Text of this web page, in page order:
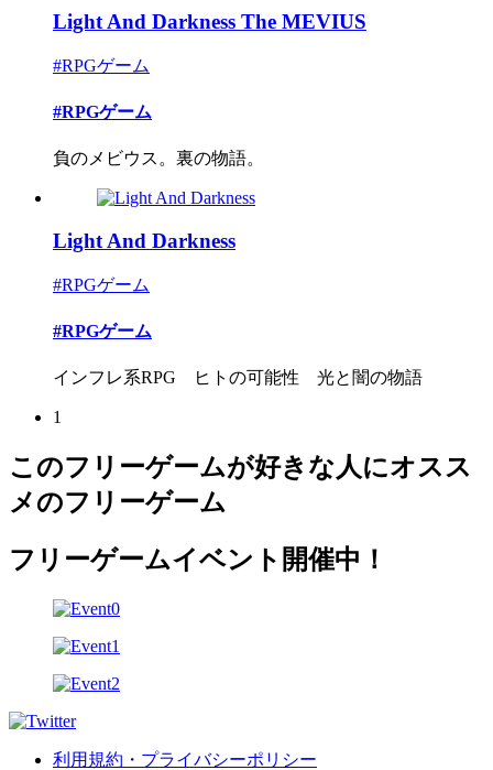
Light And Darkness The MEVIUS
#RPGゲーム
#RPGゲーム
負のメビウス。裏の物語。
Light And Darkness
#RPGゲーム
#RPGゲーム
インフレ系RPG ヒトの可能性 光と闇の物語
1
このフリーゲームが好きな人にオスス
メのフリーゲーム
フリーゲームイベント開催中！
利用規約・プライバシーポリシー